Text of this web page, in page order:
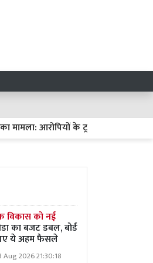
के ट्रायल में देरी पर हाईकोर्ट
विकास को नई
का बजट डबल, बोर्ड
ये अहम फैसले
Aug 2026 21:30:18